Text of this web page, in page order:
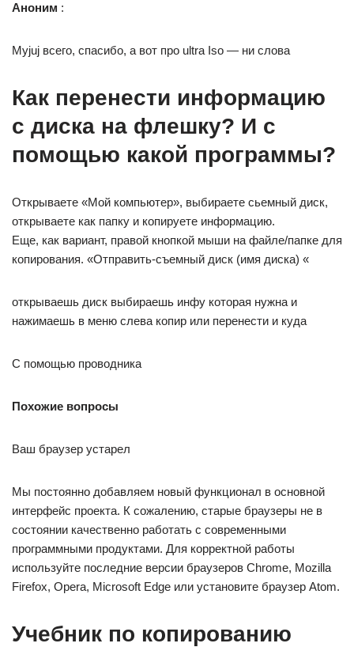
Аноним :
Myjuj всего, спасибо, а вот про ultra Iso — ни слова
Как перенести информацию
с диска на флешку? И с
помощью какой программы?
Открываете «Мой компьютер», выбираете сьемный диск,
открываете как папку и копируете информацию.
Еще, как вариант, правой кнопкой мыши на файле/папке для
копирования. «Отправить-съемный диск (имя диска) «
открываешь диск выбираешь инфу которая нужна и
нажимаешь в меню слева копир или перенести и куда
С помощью проводника
Похожие вопросы
Ваш браузер устарел
Мы постоянно добавляем новый функционал в основной
интерфейс проекта. К сожалению, старые браузеры не в
состоянии качественно работать с современными
программными продуктами. Для корректной работы
используйте последние версии браузеров Chrome, Mozilla
Firefox, Opera, Microsoft Edge или установите браузер Atom.
Учебник по копированию